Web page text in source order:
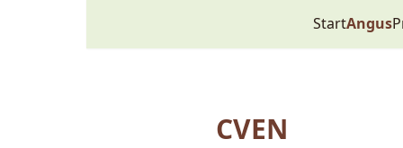
StartAngus
CVEN